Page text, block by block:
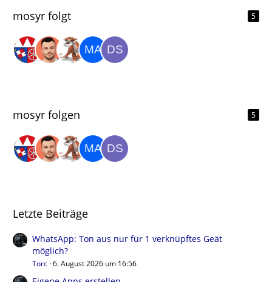
mosyr folgt 5
mosyr folgen 5
Letzte Beiträge
WhatsApp: Ton aus nur für 1 verknüpftes Geät
möglich?
Torc 6. August 2026 um 16:56